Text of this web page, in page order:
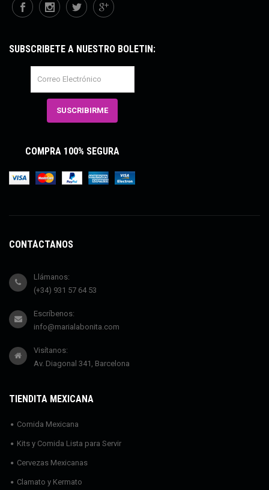
SUBSCRÍBETE A NUESTRO BOLETÍN:
COMPRA 100% SEGURA
CONTÁCTANOS
Llámanos:
(+34) 931 57 64 53
Escríbenos:
info@marialabonita.com
Visítanos:
Av. Diagonal 341, Barcelona
TIENDITA MEXICANA
Comida Mexicana
Kits y Comida Lista para Servir
Cervezas Mexicanas
Clamato y Kermato